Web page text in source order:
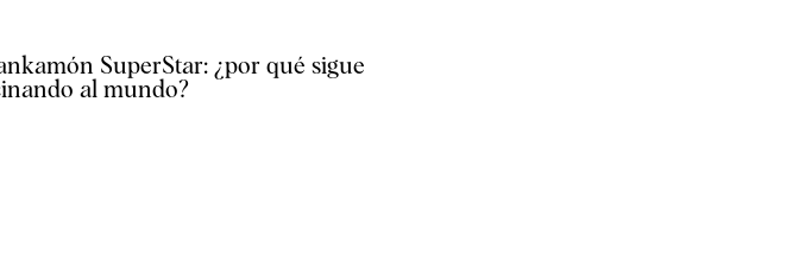
SuperStar: ¿por qué sigue
al mundo?